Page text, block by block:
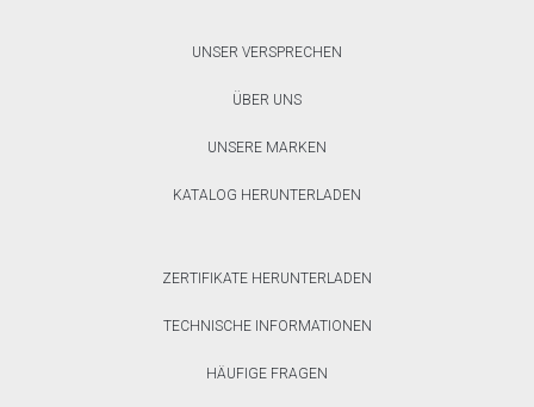
UNSER VERSPRECHEN
ÜBER UNS
UNSERE MARKEN
KATALOG HERUNTERLADEN
ZERTIFIKATE HERUNTERLADEN
TECHNISCHE INFORMATIONEN
HÄUFIGE FRAGEN